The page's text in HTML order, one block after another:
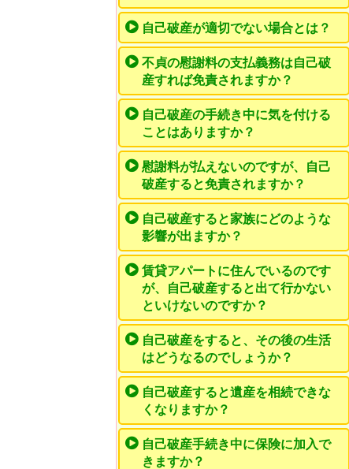
自己破産が適切でない場合とは？
不貞の慰謝料の支払義務は自己破
産すれば免責されますか？
自己破産の手続き中に気を付ける
ことはありますか？
慰謝料が払えないのですが、自己
破産すると免責されますか？
自己破産すると家族にどのような
影響が出ますか？
賃貸アパートに住んでいるのです
が、自己破産すると出て行かない
といけないのですか？
自己破産をすると、その後の生活
はどうなるのでしょうか？
自己破産すると遺産を相続できな
くなりますか？
自己破産手続き中に保険に加入で
きますか？